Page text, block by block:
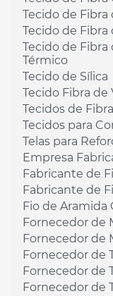
Tecido de Fibra
Tecido de
Tecido de
Térmico
Tecido de Sílica
Tecido Fibra de
Tecidos de
Tecidos para
Telas para
Empresa
Fabricante de
Fabricante de
Fio de Aramida
Fornecedor de
Fornecedor de
Fornecedor de
Fornecedor de
Fornecedor de